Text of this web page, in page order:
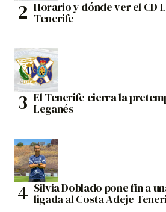
Horario y dónde ver el CD
Tenerife
El Tenerife cierra la
Leganés
Silvia Doblado pone fin a
ligada al Costa Adeje